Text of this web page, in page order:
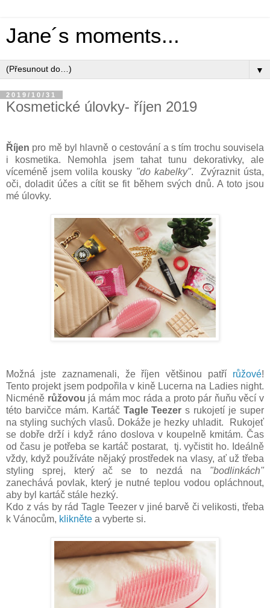
Jane´s moments...
▼
2019/10/31
Kosmetické úlovky- říjen 2019
Říjen pro mě byl hlavně o cestování a s tím trochu souvisela
i kosmetika. Nemohla jsem tahat tunu dekorativky, ale
víceméně jsem volila kousky "do kabelky". Zvýraznit ústa,
oči, doladit účes a cítit se fit během svých dnů. A toto jsou
mé úlovky.
Možná jste zaznamenali, že říjen většinou patří růžové!
Tento projekt jsem podpořila v kině Lucerna na Ladies night.
Nicméně růžovou já mám moc ráda a proto pár ňuňu věcí v
této barvičce mám. Kartáč Tagle Teezers rukojetí je super
na styling suchých vlasů. Dokáže je hezky uhladit. Rukojeť
se dobře drží i když ráno doslova v koupelně kmitám. Čas
od času je potřeba se kartáč postarat, tj. vyčistit ho. Ideálně
vždy, když používáte nějaký prostředek na vlasy, ať už třeba
styling sprej, který ač se to nezdá na "bodlinkách"
zanechává povlak, který je nutné teplou vodou opláchnout,
aby byl kartáč stále hezký.
Kdo z vás by rád Tagle Teezer v jiné barvě či velikosti, třeba
k Vánocům, klikněte a vyberte si.